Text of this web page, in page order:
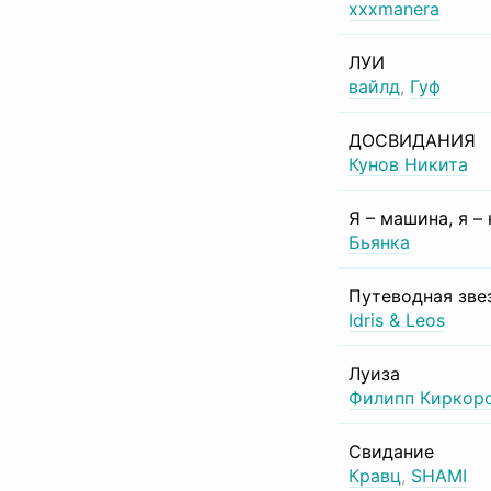
xxxmanera
ЛУИ
вайлд, Гуф
ДОСВИДАНИЯ
Кунов Никита
Я – машина, я –
Бьянка
Путеводная
Idris & Leos
Луиза
Филипп
Свидание
Кравц, SHAMI